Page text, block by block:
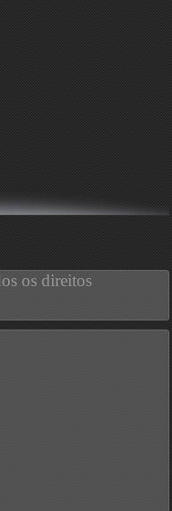
os direitos